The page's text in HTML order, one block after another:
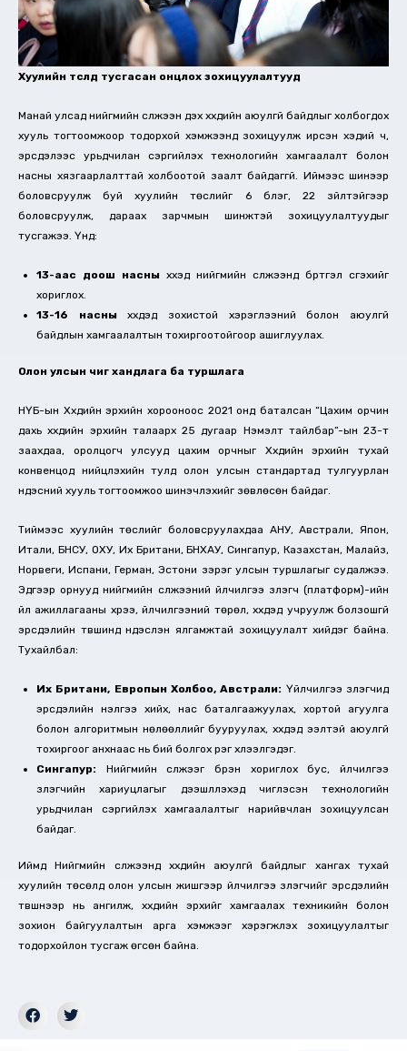
Хуулийн төсөлд тусгасан онцлох зохицуулалтууд
Манай улсад нийгмийн сүлжээн дэх хүүхдийн аюулгүй байдлыг холбогдох
хууль тогтоомжоор тодорхой хэмжээнд зохицуулж ирсэн хэдий ч,
эрсдэлээс урьдчилан сэргийлэх технологийн хамгаалалт болон
насны хязгаарлалттай холбоотой заалт байдаггүй. Иймээс шинээр
боловсруулж буй хуулийн төслийг 6 бүлэг, 22 зүйлтэйгээр
боловсруулж, дараах зарчмын шинжтэй зохицуулалтуудыг
тусгажээ. Үүнд:
13-аас доош насны хүүхэд нийгмийн сүлжээнд бүртгэл үүсгэхийг
хориглох.
13-16 насны хүүхдэд зохистой хэрэглээний болон аюулгүй
байдлын хамгаалалтын тохиргоотойгоор ашиглуулах.
Олон улсын чиг хандлага ба туршлага
НҮБ-ын Хүүхдийн эрхийн хорооноос 2021 онд баталсан “Цахим орчин
дахь хүүхдийн эрхийн талаарх 25 дугаар Нэмэлт тайлбар”-ын 23-т
заахдаа, оролцогч улсууд цахим орчныг Хүүхдийн эрхийн тухай
конвенцод нийцүүлэхийн тулд олон улсын стандартад тулгуурлан
үндэсний хууль тогтоомжоо шинэчлэхийг зөвлөсөн байдаг.
Тиймээс хуулийн төслийг боловсруулахдаа АНУ, Австрали, Япон,
Итали, БНСУ, ОХУ, Их Британи, БНХАУ, Сингапур, Казахстан, Малайз,
Норвеги, Испани, Герман, Эстони зэрэг улсын туршлагыг судалжээ.
Эдгээр орнууд нийгмийн сүлжээний үйлчилгээ үзүүлэгч (платформ)-ийн
үйл ажиллагааны хүрээ, үйлчилгээний төрөл, хүүхдэд учруулж болзошгүй
эрсдэлийн түвшинд үндэслэн ялгамжтай зохицуулалт хийдэг байна.
Тухайлбал:
Их Британи, Европын Холбоо, Австрали: Үйлчилгээ үзүүлэгчид
эрсдэлийн үнэлгээ хийх, нас баталгаажуулах, хортой агуулга
болон алгоритмын нөлөөллийг бууруулах, хүүхдэд ээлтэй аюулгүй
тохиргоог анхнаас нь бий болгох үүрэг хүлээлгэдэг.
Сингапур: Нийгмийн сүлжээг бүрэн хориглох бус, үйлчилгээ
үзүүлэгчийн хариуцлагыг дээшлүүлэхэд чиглэсэн технологийн
урьдчилан сэргийлэх хамгаалалтыг нарийвчлан зохицуулсан
байдаг.
Иймд Нийгмийн сүлжээнд хүүхдийн аюулгүй байдлыг хангах тухай
хуулийн төсөлд олон улсын жишгээр үйлчилгээ үзүүлэгчийг эрсдэлийн
түвшнээр нь ангилж, хүүхдийн эрхийг хамгаалах техникийн болон
зохион байгуулалтын арга хэмжээг хэрэгжүүлэх зохицуулалтыг
тодорхойлон тусгаж өгсөн байна.